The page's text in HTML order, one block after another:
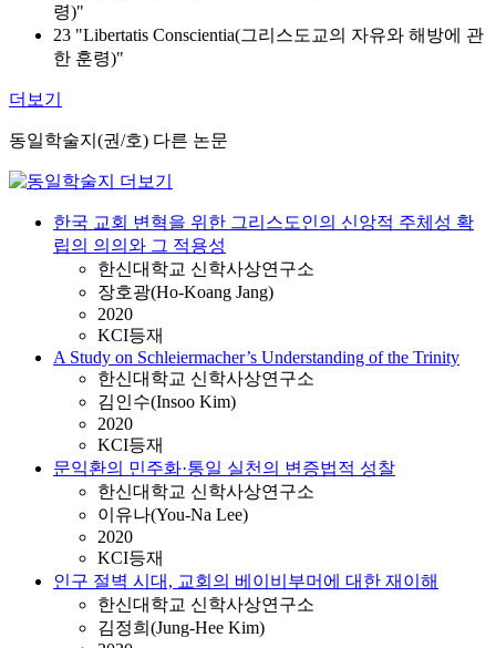
령)"
23 "Libertatis Conscientia(그리스도교의 자유와 해방에 관
한 훈령)"
더보기
동일학술지(권/호) 다른 논문
한국 교회 변혁을 위한 그리스도인의 신앙적 주체성 확
립의 의의와 그 적용성
한신대학교 신학사상연구소
장호광(Ho-Koang Jang)
2020
KCI등재
A Study on Schleiermacher’s Understanding of the Trinity
한신대학교 신학사상연구소
김인수(Insoo Kim)
2020
KCI등재
문익환의 민주화·통일 실천의 변증법적 성찰
한신대학교 신학사상연구소
이유나(You-Na Lee)
2020
KCI등재
인구 절벽 시대, 교회의 베이비부머에 대한 재이해
한신대학교 신학사상연구소
김정희(Jung-Hee Kim)